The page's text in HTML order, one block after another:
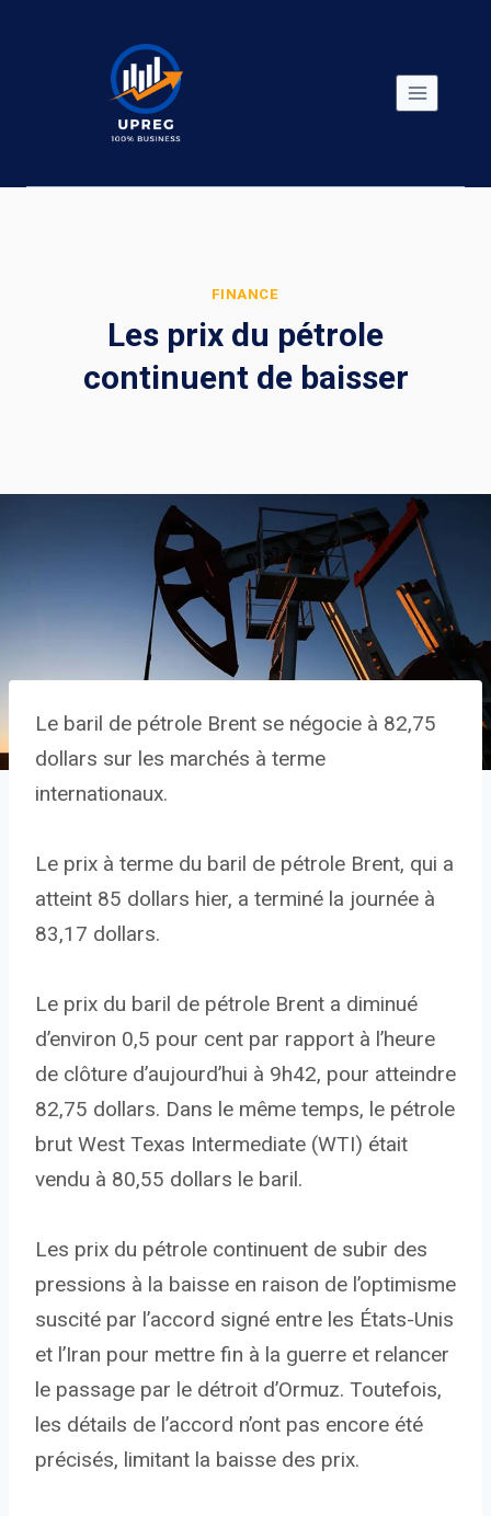
FINANCE
Les prix du pétrole
continuent de baisser
Le baril de pétrole Brent se négocie à 82,75
dollars sur les marchés à terme
internationaux.
Le prix à terme du baril de pétrole Brent, qui a
atteint 85 dollars hier, a terminé la journée à
83,17 dollars.
Le prix du baril de pétrole Brent a diminué
d’environ 0,5 pour cent par rapport à l’heure
de clôture d’aujourd’hui à 9h42, pour atteindre
82,75 dollars. Dans le même temps, le pétrole
brut West Texas Intermediate (WTI) était
vendu à 80,55 dollars le baril.
Les prix du pétrole continuent de subir des
pressions à la baisse en raison de l’optimisme
suscité par l’accord signé entre les États-Unis
et l’Iran pour mettre fin à la guerre et relancer
le passage par le détroit d’Ormuz. Toutefois,
les détails de l’accord n’ont pas encore été
précisés, limitant la baisse des prix.